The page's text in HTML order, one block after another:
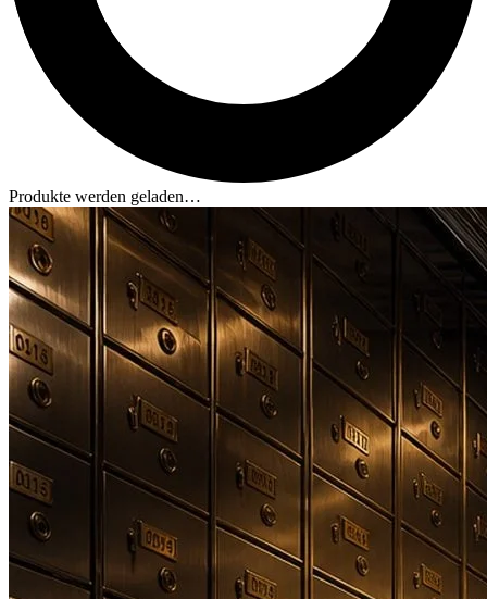
Produkte werden geladen…